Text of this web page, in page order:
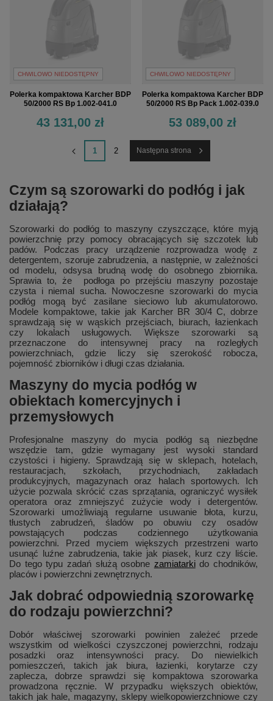
CHWILOWO NIEDOSTĘPNY
Polerka kompaktowa Karcher BDP
50/2000 RS Bp 1.002-041.0
43 131,00 zł
CHWILOWO NIEDOSTĘPNY
Polerka kompaktowa Karcher BDP
50/2000 RS Bp Pack 1.002-039.0
53 089,00 zł
1 2 Następna strona
Czym są szorowarki do podłóg i jak
działają?
Szorowarki do podłóg to maszyny czyszczące, które myją
powierzchnię przy pomocy obracających się szczotek lub
padów. Podczas pracy urządzenie rozprowadza wodę z
detergentem, szoruje zabrudzenia, a następnie, w zależności
od modelu, odsysa brudną wodę do osobnego zbiornika.
Sprawia to, że podłoga po przejściu maszyny pozostaje
czysta i niemal sucha. Nowoczesne szorowarki do mycia
podłóg mogą być zasilane sieciowo lub akumulatorowo.
Modele kompaktowe, takie jak Karcher BR 30/4 C, dobrze
sprawdzają się w wąskich przejściach, biurach, łazienkach
czy lokalach usługowych. Większe szorowarki są
przeznaczone do intensywnej pracy na rozległych
powierzchniach, gdzie liczy się szerokość robocza,
pojemność zbiorników i długi czas działania.
Maszyny do mycia podłóg w
obiektach komercyjnych i
przemysłowych
Profesjonalne maszyny do mycia podłóg są niezbędne
wszędzie tam, gdzie wymagany jest wysoki standard
czystości i higieny. Sprawdzają się w sklepach, hotelach,
restauracjach, szkołach, przychodniach, zakładach
produkcyjnych, magazynach oraz halach sportowych. Ich
użycie pozwala skrócić czas sprzątania, ograniczyć wysiłek
operatora oraz zmniejszyć zużycie wody i detergentów.
Szorowarki umożliwiają regularne usuwanie błota, kurzu,
tłustych zabrudzeń, śladów po obuwiu czy osadów
powstających podczas codziennego użytkowania
powierzchni. Przed myciem większych przestrzeni warto
usunąć luźne zabrudzenia, takie jak piasek, kurz czy liście.
Do tego typu zadań służą osobne zamiatarkido chodników,
placów i powierzchni zewnętrznych.
Jak dobrać odpowiednią szorowarkę
do rodzaju powierzchni?
Dobór właściwej szorowarki powinien zależeć przede
wszystkim od wielkości czyszczonej powierzchni, rodzaju
posadzki oraz intensywności pracy. Do niewielkich
pomieszczeń, takich jak biura, łazienki, korytarze czy
zaplecza, dobrze sprawdzi się kompaktowa szorowarka
prowadzona ręcznie. W przypadku większych obiektów,
takich jak hale, magazyny, sklepy wielkopowierzchniowe czy